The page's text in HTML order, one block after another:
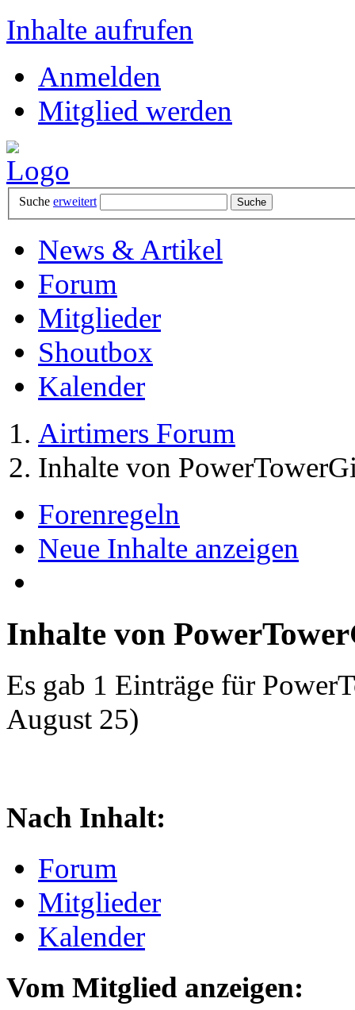
Inhalte aufrufen
Anmelden
Mitglied werden
Suche erweitert
News & Artikel
Forum
Mitglieder
Shoutbox
Kalender
Airtimers Forum
Inhalte von
Forenregeln
Neue Inhalte anzeigen
Inhalte von
Es gab 1 Einträge für
August 25)
Nach Inhalt:
Forum
Mitglieder
Kalender
Vom Mitglied anzeigen: